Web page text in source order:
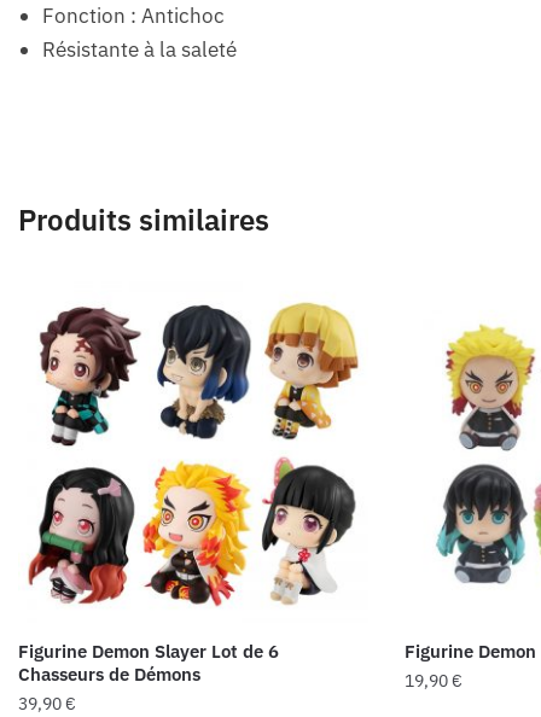
Fonction : Antichoc
Résistante à la saleté
Produits similaires
Figurine Demon Slayer Lot de 6
Chasseurs de Démons
39,90€
Figurine
19,90€